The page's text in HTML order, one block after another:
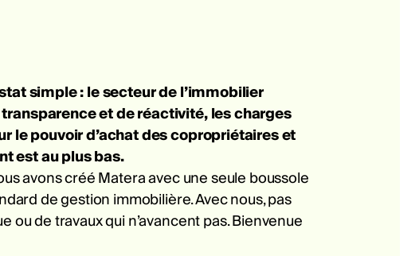
simple : le secteur de l’immobilier
et de réactivité, les charges
le pouvoir d’achat des copropriétaires et
est au plus bas.
avons créé Matera avec une seule boussole
de gestion immobilière. Avec nous, pas
ou de travaux qui n’avancent pas. Bienvenue